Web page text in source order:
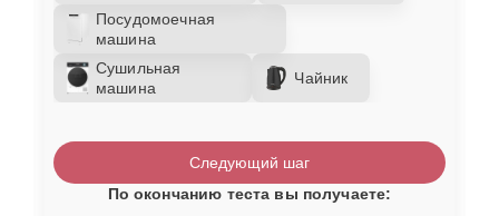
Посудомоечная
машина
Сушильная
машина
Чайник
Следующий шаг
По окончанию теста вы получаете: